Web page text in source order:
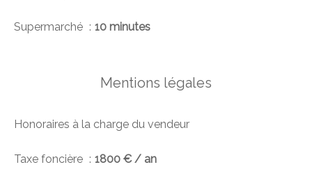
Supermarché 10 minutes
Mentions légales
Honoraires à la charge du vendeur
Taxe foncière 1800 € / an